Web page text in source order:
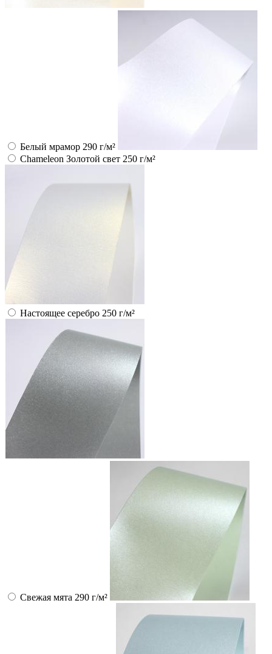
Белый мрамор 290 г/м²
Chameleon Золотой свет 250 г/м²
Настоящее серебро 250 г/м²
Свежая мята 290 г/м²